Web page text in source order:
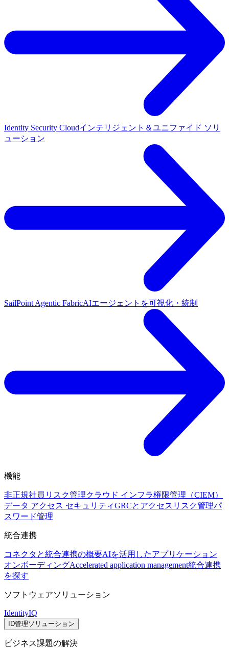
Identity Security Cloudインテリジェント＆ユニファイド ソリ
ューション
SailPoint Agentic FabricAIエージェントを可視化・統制
機能
非正規社員リスク管理クラウド インフラ権限管理（CIEM）
データ アクセス セキュリティGRCとアクセスリスク管理パ
スワード管理
統合連携
コネクタと統合連携の概要AIを活用したアプリケーション
オンボーディングAccelerated application management統合連携
を探す
ソフトウェアソリューション
IdentityIQ
ID管理ソリューション
ビジネス課題の解決